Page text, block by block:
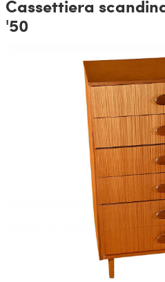
Cassettiera
'50